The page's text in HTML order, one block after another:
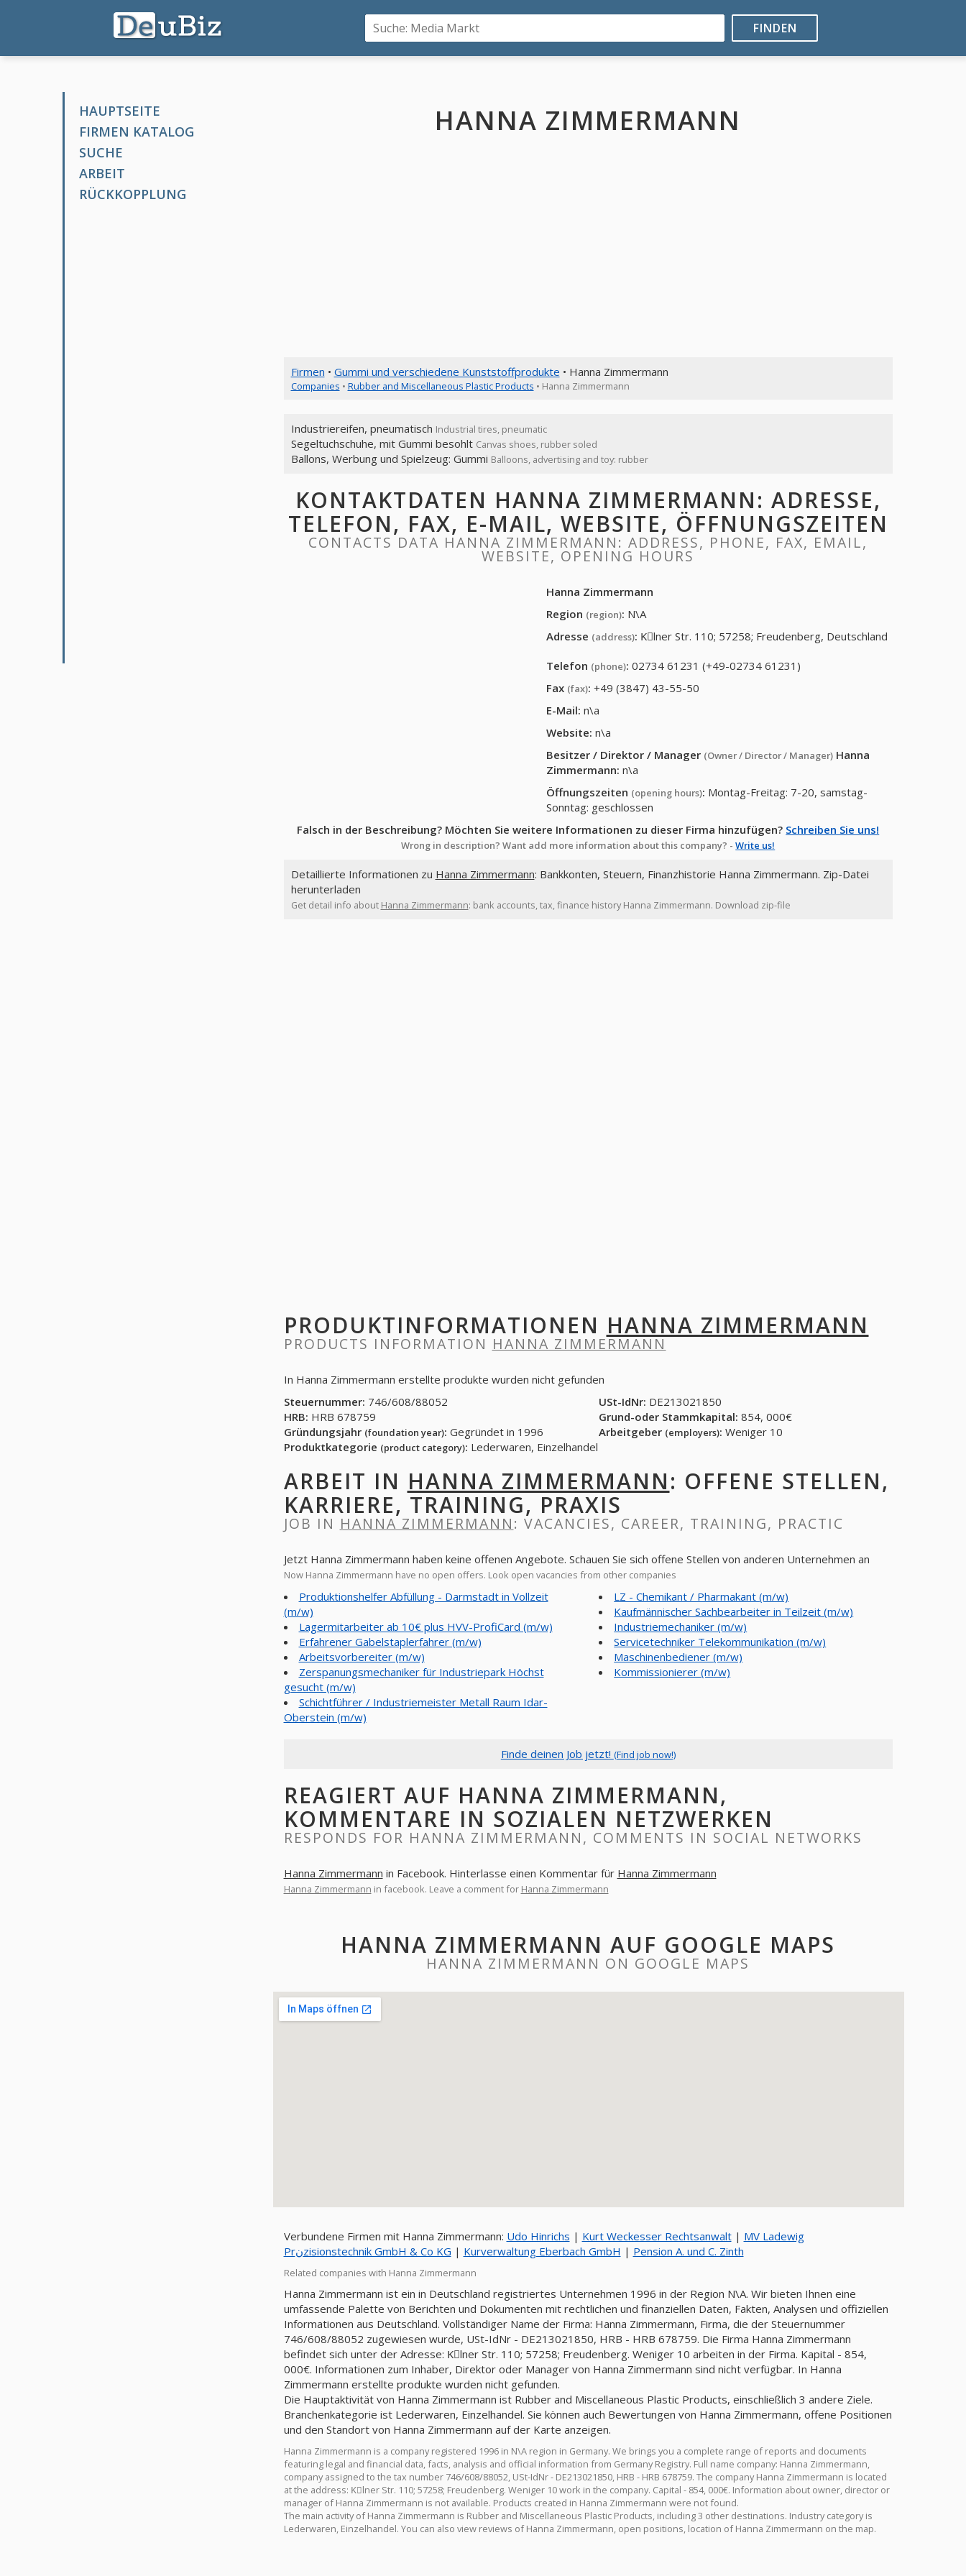
FINDEN
HAUPTSEITE
FIRMEN KATALOG
SUCHE
ARBEIT
RÜCKKOPPLUNG
HANNA ZIMMERMANN
Firmen • Gummi und verschiedene Kunststoffprodukte • Hanna Zimmermann
Companies • Rubber and Miscellaneous Plastic Products • Hanna Zimmermann
Industriereifen, pneumatisch Industrial tires, pneumatic
Segeltuchschuhe, mit Gummi besohlt Canvas shoes, rubber soled
Ballons, Werbung und Spielzeug: Gummi Balloons, advertising and toy: rubber
KONTAKTDATEN HANNA ZIMMERMANN: ADRESSE,
TELEFON, FAX, E-MAIL, WEBSITE, ÖFFNUNGSZEITEN
CONTACTS DATA HANNA ZIMMERMANN: ADDRESS, PHONE, FAX, EMAIL,
WEBSITE, OPENING HOURS
Hanna Zimmermann
Region (region): N\A
Adresse (address): Kِlner Str. 110; 57258; Freudenberg, Deutschland
Telefon (phone): 02734 61231 (+49-02734 61231)
Fax (fax): +49 (3847) 43-55-50
E-Mail: n\a
Website: n\a
Besitzer / Direktor / Manager (Owner / Director / Manager) Hanna
Zimmermann: n\a
Öffnungszeiten (opening hours): Montag-Freitag: 7-20, samstag-
Sonntag: geschlossen
Falsch in der Beschreibung? Möchten Sie weitere Informationen zu dieser Firma hinzufügen? Schreiben Sie uns!
Wrong in description? Want add more information about this company? -Write us!
Detaillierte Informationen zu Hanna Zimmermann: Bankkonten, Steuern, Finanzhistorie Hanna Zimmermann. Zip-Datei
herunterladen
Get detail info about Hanna Zimmermann: bank accounts, tax, finance history Hanna Zimmermann. Download zip-file
PRODUKTINFORMATIONEN HANNA ZIMMERMANN
PRODUCTS INFORMATION HANNA ZIMMERMANN
In Hanna Zimmermann erstellte produkte wurden nicht gefunden
Steuernummer: 746/608/88052 USt-IdNr: DE213021850
HRB: HRB 678759 Grund-oder Stammkapital: 854, 000€
Gründungsjahr (foundation year): Gegründet in 1996 Arbeitgeber (employers): Weniger 10
Produktkategorie (product category): Lederwaren, Einzelhandel
ARBEIT IN HANNA ZIMMERMANN: OFFENE STELLEN,
KARRIERE, TRAINING, PRAXIS
JOB IN HANNA ZIMMERMANN: VACANCIES, CAREER, TRAINING, PRACTIC
Jetzt Hanna Zimmermann haben keine offenen Angebote. Schauen Sie sich offene Stellen von anderen Unternehmen an
Now Hanna Zimmermann have no open offers. Look open vacancies from other companies
Produktionshelfer Abfüllung - Darmstadt in Vollzeit
(m/w)
Lagermitarbeiter ab 10€ plus HVV-ProfiCard (m/w)
Erfahrener Gabelstaplerfahrer (m/w)
Arbeitsvorbereiter (m/w)
Zerspanungsmechaniker für Industriepark Höchst
gesucht (m/w)
Schichtführer / Industriemeister Metall Raum Idar-
Oberstein (m/w)
LZ - Chemikant / Pharmakant (m/w)
Kaufmännischer Sachbearbeiter in Teilzeit (m/w)
Industriemechaniker (m/w)
Servicetechniker Telekommunikation (m/w)
Maschinenbediener (m/w)
Kommissionierer (m/w)
Finde deinen Job jetzt! (Find job now!)
REAGIERT AUF HANNA ZIMMERMANN,
KOMMENTARE IN SOZIALEN NETZWERKEN
RESPONDS FOR HANNA ZIMMERMANN, COMMENTS IN SOCIAL NETWORKS
Hanna Zimmermann in Facebook. Hinterlasse einen Kommentar für Hanna Zimmermann
Hanna Zimmermann in facebook. Leave a comment for Hanna Zimmermann
HANNA ZIMMERMANN AUF GOOGLE MAPS
HANNA ZIMMERMANN ON GOOGLE MAPS
Verbundene Firmen mit Hanna Zimmermann: Udo Hinrichs | Kurt Weckesser Rechtsanwalt| MV Ladewig
Prنzisionstechnik GmbH & Co KG | Kurverwaltung Eberbach GmbH | Pension A. und C. Zinth
Related companies with Hanna Zimmermann
Hanna Zimmermann ist ein in Deutschland registriertes Unternehmen 1996 in der Region N\A. Wir bieten Ihnen eine
umfassende Palette von Berichten und Dokumenten mit rechtlichen und finanziellen Daten, Fakten, Analysen und offiziellen
Informationen aus Deutschland. Vollständiger Name der Firma: Hanna Zimmermann, Firma, die der Steuernummer
746/608/88052 zugewiesen wurde, USt-IdNr - DE213021850, HRB - HRB 678759. Die Firma Hanna Zimmermann
befindet sich unter der Adresse: Kِlner Str. 110; 57258; Freudenberg. Weniger 10 arbeiten in der Firma. Kapital - 854,
000€. Informationen zum Inhaber, Direktor oder Manager von Hanna Zimmermann sind nicht verfügbar. In Hanna
Zimmermann erstellte produkte wurden nicht gefunden.
Die Hauptaktivität von Hanna Zimmermann ist Rubber and Miscellaneous Plastic Products, einschließlich 3 andere Ziele.
Branchenkategorie ist Lederwaren, Einzelhandel. Sie können auch Bewertungen von Hanna Zimmermann, offene Positionen
und den Standort von Hanna Zimmermann auf der Karte anzeigen.
Hanna Zimmermann is a company registered 1996 in N\A region in Germany. We brings you a complete range of reports and documents
featuring legal and financial data, facts, analysis and official information from Germany Registry. Full name company: Hanna Zimmermann,
company assigned to the tax number 746/608/88052, USt-IdNr - DE213021850, HRB - HRB 678759. The company Hanna Zimmermann is located
at the address: Kِlner Str. 110; 57258; Freudenberg. Weniger 10 work in the company. Capital - 854, 000€. Information about owner, director or
manager of Hanna Zimmermann is not available. Products created in Hanna Zimmermann were not found.
The main activity of Hanna Zimmermann is Rubber and Miscellaneous Plastic Products, including 3 other destinations. Industry category is
Lederwaren, Einzelhandel. You can also view reviews of Hanna Zimmermann, open positions, location of Hanna Zimmermann on the map.